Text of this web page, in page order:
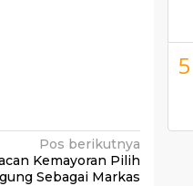
Pos berikutnya
Kemayoran Pilih
Sebagai Markas
5